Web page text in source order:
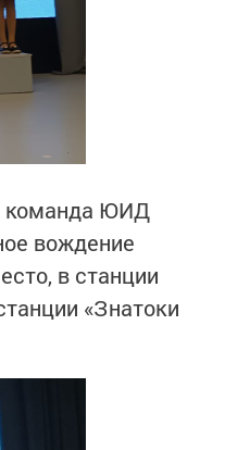
команда ЮИД
вождение
в станции
«Знатоки